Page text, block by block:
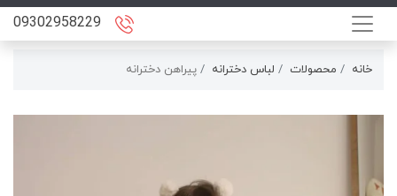
خانه محصولات لباس دخترانه پيراهن دخترانه